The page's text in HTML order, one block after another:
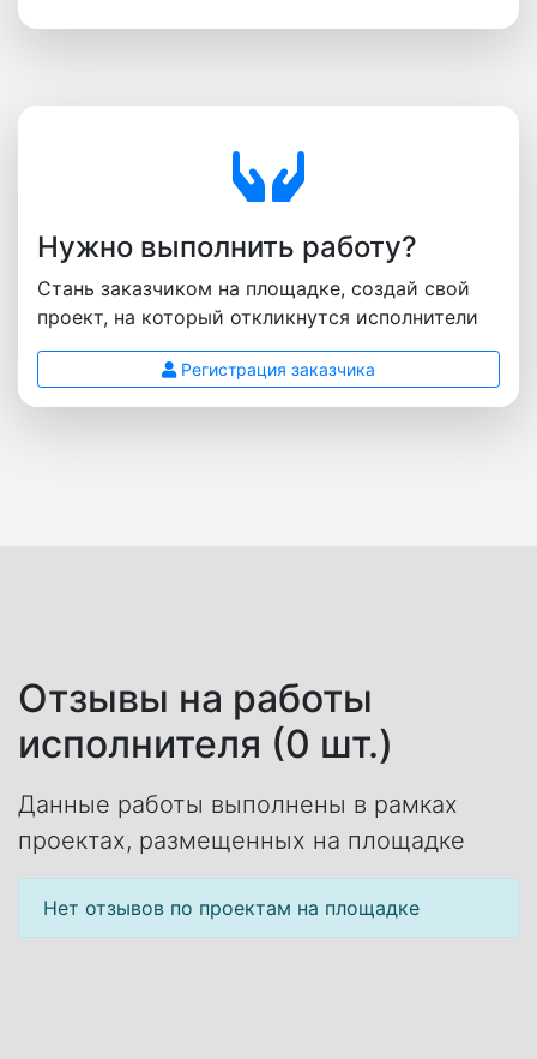
Нужно выполнить работу?
Стань заказчиком на площадке, создай свой
проект, на который откликнутся исполнители
Регистрация заказчика
Отзывы на работы
исполнителя (0 шт.)
Данные работы выполнены в рамках
проектах, размещенных на площадке
Нет отзывов по проектам на площадке